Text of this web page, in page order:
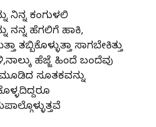
ನಿನ್ನ ಕಂಗುಳಲಿ
ನನ್ನ ಹೆಗಲಿಗೆ ಹಾಕಿ,
ತಬ್ಬಿಕೊಳ್ಳುತ್ತಾ ಸಾಗಬೇಕಿತ್ತು
ಹೆಜ್ಜೆ ಹಿಂದೆ ಬಂದೆವು
ಸೂತಕವನ್ನು